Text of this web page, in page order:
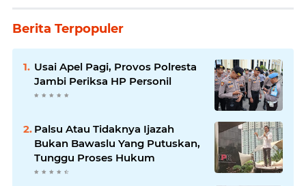
Berita Terpopuler
Usai Apel Pagi, Provos Polresta
Jambi Periksa HP Personil
Palsu Atau Tidaknya Ijazah
Bukan Bawaslu Yang Putuskan,
Tunggu Proses Hukum